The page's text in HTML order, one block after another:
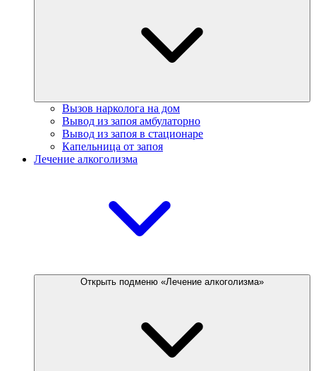
Вызов нарколога на дом
Вывод из запоя амбулаторно
Вывод из запоя в стационаре
Капельница от запоя
Лечение алкоголизма
Открыть подменю «Лечение алкоголизма»